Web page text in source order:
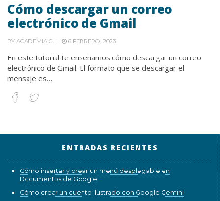
Cómo descargar un correo
electrónico de Gmail
BY ACADEMIA G 6 FEBRERO, 2023
En este tutorial te enseñamos cómo descargar un correo
electrónico de Gmail. El formato que se descargar el
mensaje es…
ENTRADAS RECIENTES
Cómo insertar y crear un menú desplegable en
Documentos de Google
Cómo crear un cuento ilustrado con Google Gemini